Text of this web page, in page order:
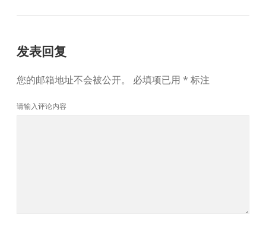
发表回复
您的邮箱地址不会被公开。 必填项已用 * 标注
请输入评论内容